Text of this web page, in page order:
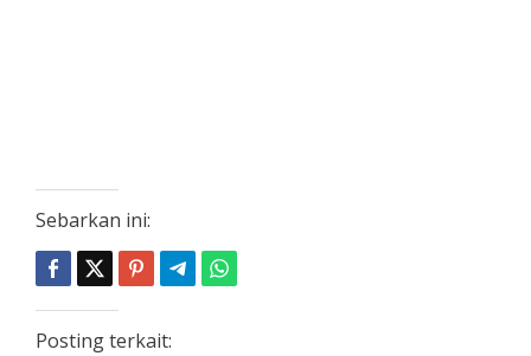
Sebarkan ini:
Posting terkait: